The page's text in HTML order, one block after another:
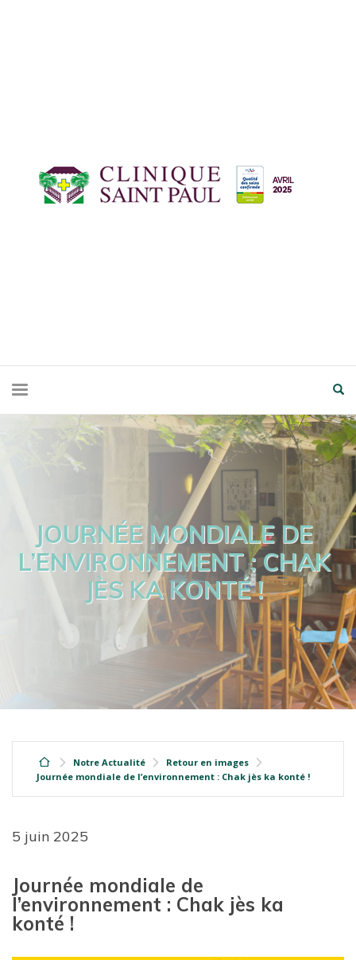
JOURNÉE MONDIALE DE
L’ENVIRONNEMENT : CHAK
JÈS KA KONTÉ !
Notre Actualité
Retour en images
Journée mondiale de l’environnement : Chak jès ka konté !
5 juin 2025
Journée mondiale de
l’environnement : Chak jès ka
konté !